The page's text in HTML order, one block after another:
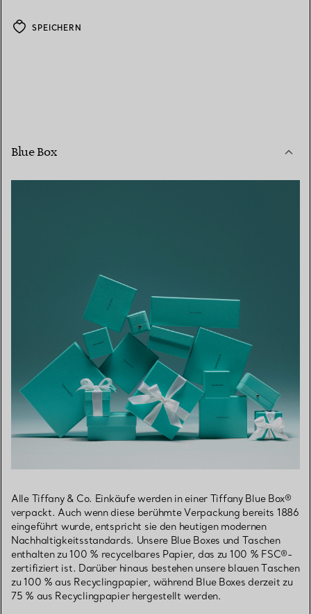
SPEICHERN
Blue Box
Alle Tiffany & Co. Einkäufe werden in einer Tiffany Blue Box®
verpackt. Auch wenn diese berühmte Verpackung bereits 1886
eingeführt wurde, entspricht sie den heutigen modernen
Nachhaltigkeitsstandards. Unsere Blue Boxes und Taschen
enthalten zu 100 % recycelbares Papier, das zu 100 % FSC®-
zertifiziert ist. Darüber hinaus bestehen unsere blauen Taschen
zu 100 % aus Recyclingpapier, während Blue Boxes derzeit zu
75 % aus Recyclingpapier hergestellt werden.